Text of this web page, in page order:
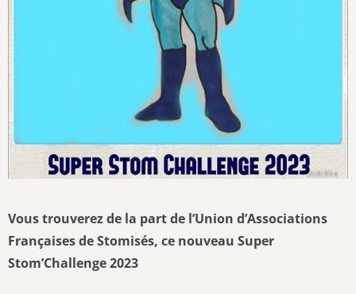
Vous trouverez de la part de l’Union d’Associations
Françaises de Stomisés, ce nouveau Super
Stom’Challenge 2023